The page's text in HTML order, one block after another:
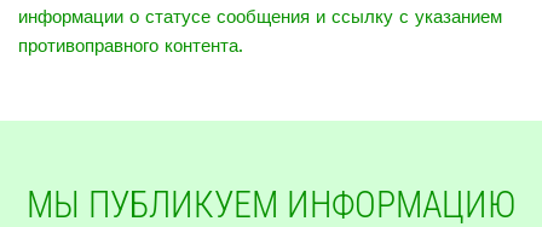
информации о статусе сообщения и ссылку с указанием
противоправного контента.
МЫ ПУБЛИКУЕМ ИНФОРМАЦИЮ